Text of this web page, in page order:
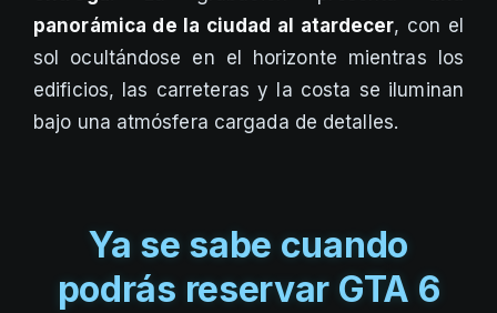
panorámica de la ciudad al atardecer, con el
sol ocultándose en el horizonte mientras los
edificios, las carreteras y la costa se iluminan
bajo una atmósfera cargada de detalles.
Ya se sabe cuando
podrás reservar GTA 6